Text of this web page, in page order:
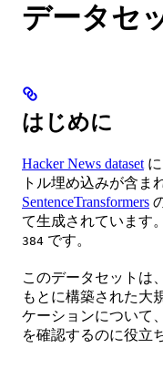
データセ
はじめに
Hacker News dataset
トル埋め込みが含ま
SentenceTransformers
て生成されています
384 です。
このデータセットは
もとに構築された大
ケーションについて
を確認するのに役立